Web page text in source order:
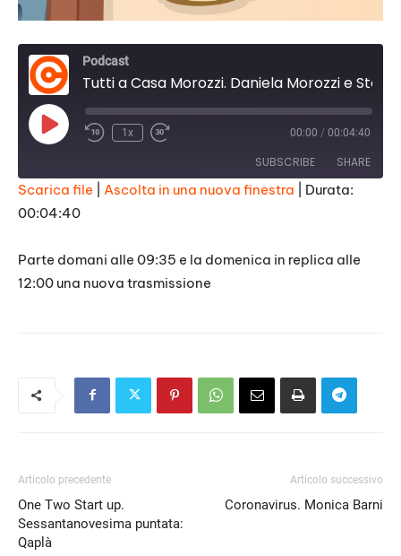
Podcast
Play
Episode
1x 00:00 / 00:04:40
SUBSCRIBE SHARE
SHARE
LINK
EMBED
Scarica file Ascolta in una nuova finestra
Durata:
00:04:40
Parte domani alle 09:35 e la domenica in replica alle
12:00 una nuova trasmissione
Articolo precedente
One Two Start up.
Sessantanovesima puntata:
Qaplà
Articolo successivo
Coronavirus. Monica Barni